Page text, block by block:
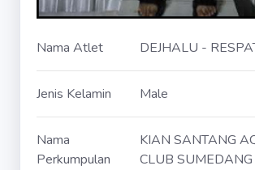
Nama Atlet DEJHALU -
Jenis Kelamin Male
Nama
Perkumpulan
KIAN SANTANG
CLUB SUMEDANG